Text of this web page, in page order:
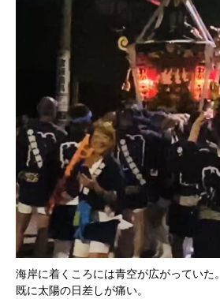
海岸に着くころには青空が広がっていた。
既に太陽の日差しが痛い。